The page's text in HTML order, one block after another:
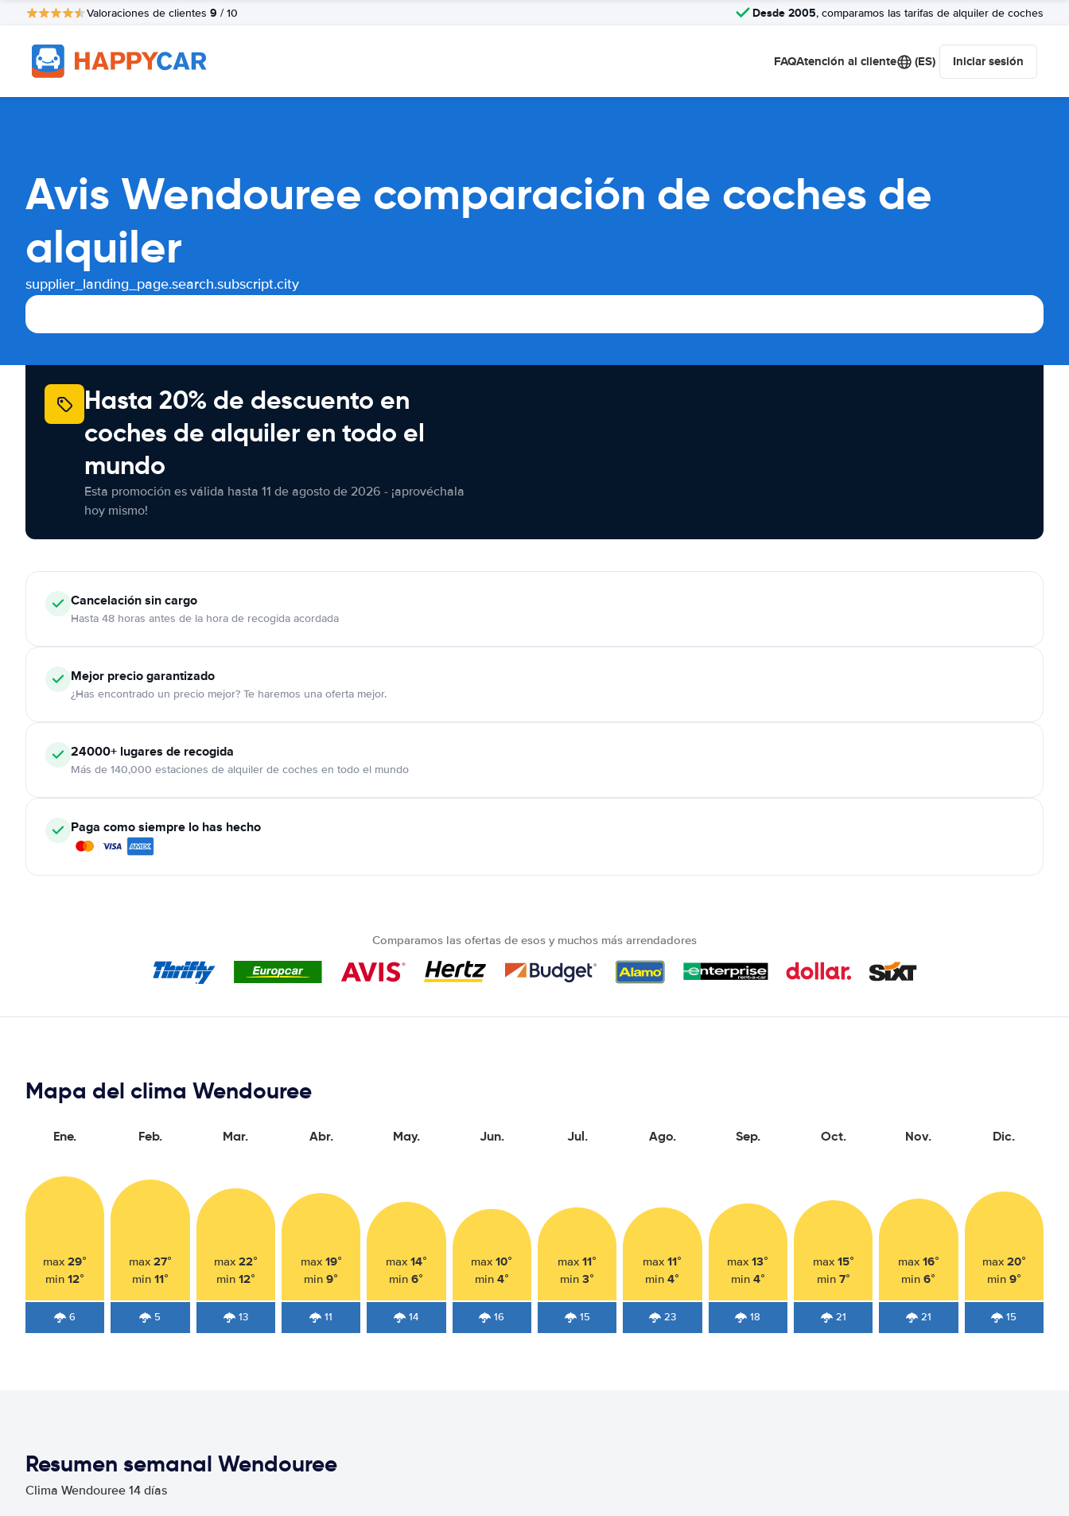
Valoraciones de clientes 9 / 10 Desde 2005, comparamos las tarifas de alquiler de coches
FAQAtención al cliente (ES) Iniciar sesión
Avis Wendouree comparación de coches de
alquiler
supplier_landing_page.search.subscript.city
Hasta 20% de descuento en
coches de alquiler en todo el
mundo
Esta promoción es válida hasta 11 de agosto de 2026 - ¡aprovéchala
hoy mismo!
Cancelaciónsin cargo
Hasta 48 horas antes de la hora de recogida acordada
Mejor precio garantizado
¿Has encontrado un precio mejor? Te haremos una oferta mejor.
24000+ lugares de recogida
Más de 140,000 estaciones de alquiler de coches en todo el mundo
Paga como siempre lo has hecho
Comparamos las ofertas de esos y muchos más arrendadores
Mapa del clima Wendouree
Ene.
max29°
min12°
6
Feb.
max 27°
min 11°
5
Mar.
max 22°
min 12°
13
Abr.
max 19°
min9°
11
May.
max 14°
min6°
14
Jun.
max10°
min 4°
16
Jul.
max11°
min3°
15
Ago.
max11°
min4°
23
Sep.
max13°
min 4°
18
Oct.
max 15°
min 7°
21
Nov.
max 16°
min6°
21
Dic.
max 20°
min 9°
15
Resumen semanal Wendouree
Clima Wendouree 14 días